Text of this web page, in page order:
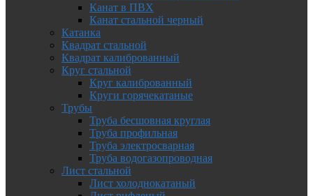
Канат в ПВХ
Канат стальной черный
Катанка
Квадрат стальной
Квадрат калиброванный
Круг стальной
Круг калиброванный
Круги горячекатаные
Трубы
Труба бесшовная круглая
Труба профильная
Труба электросварная
Труба водогазопроводная
Лист стальной
Лист холоднокатаный